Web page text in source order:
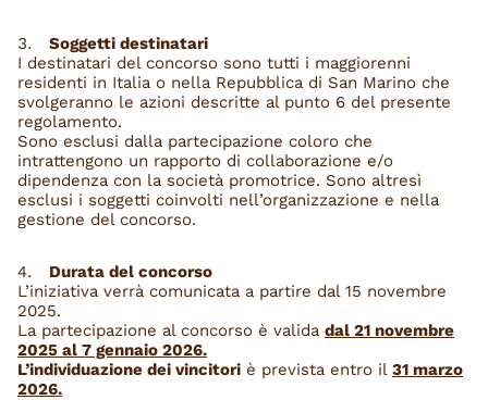
Soggetti destinatari
I destinatari del concorso sono tutti i maggiorenni
residenti in Italia o nella Repubblica di San Marino che
svolgeranno le azioni descritte al punto 6 del presente
regolamento.
Sono esclusi dalla partecipazione coloro che
intrattengono un rapporto di collaborazione e/o
dipendenza con la società promotrice. Sono altresì
esclusi i soggetti coinvolti nell’organizzazione e nella
gestione del concorso.
Durata del concorso
L’iniziativa verrà comunicata a partire dal 15 novembre
2025.
La partecipazione al concorso è valida dal 21 novembre
2025 al 7 gennaio 2026.
L’individuazione dei vincitori è prevista entro il 31 marzo
2026.